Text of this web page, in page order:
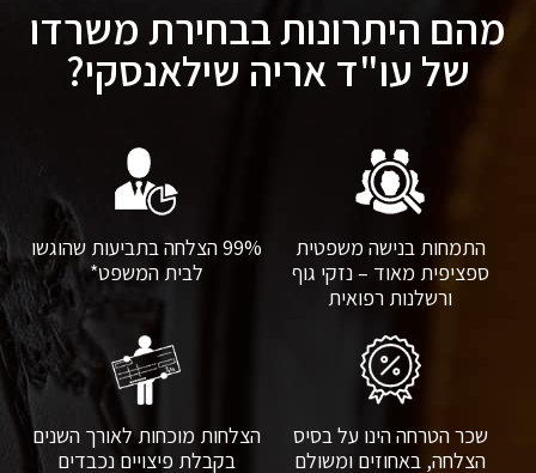
מהם היתרונות בבחירת משרדו
של עו"ד אריה שילאנסקי?
התמחות בנישה משפטית
ספציפית מאוד – נזקי גוף
ורשלנות רפואית
99% הצלחה בתביעות שהוגשו
לבית המשפט*
שכר הטרחה הינו על בסיס
הצלחה, באחוזים ומשולם
הצלחות מוכחות לאורך השנים
בקבלת פיצויים נכבדים